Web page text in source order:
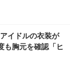
イドルの衣装が
胸元を確認「ヒ